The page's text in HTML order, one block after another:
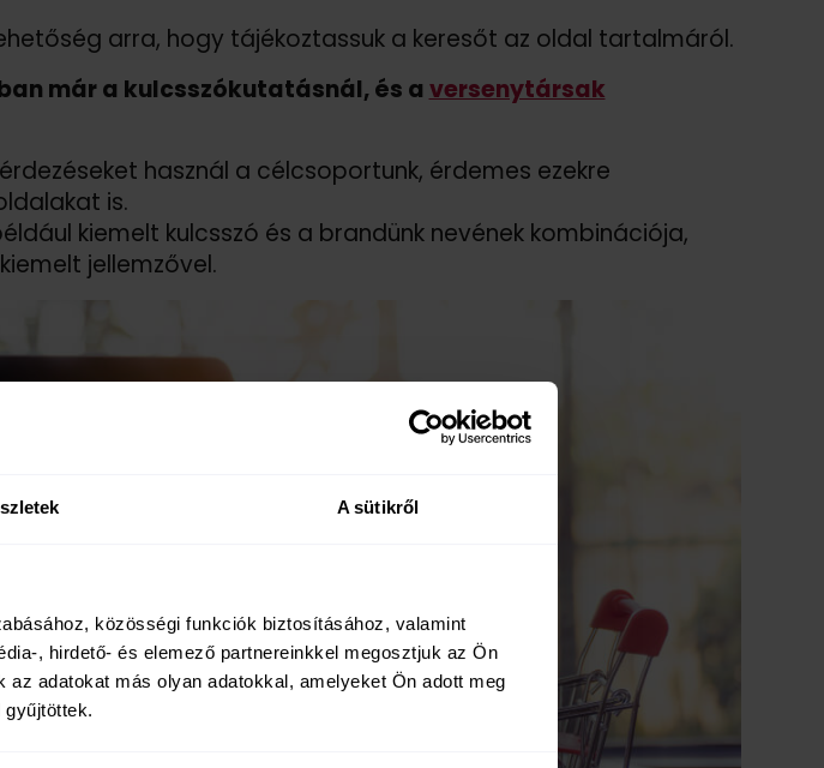
A sütikről
közösségi funkciók biztosításához, valamint
, hirdető- és elemező partnereinkkel megosztjuk az Ön
adatokat más olyan adatokkal, amelyeket Ön adott meg
arra, hogy tájékoztassuk a keresőt az oldal tartalmáról.
már a kulcsszókutatásnál, és a versenytársak
használ a célcsoportunk, érdemes ezekre
is.
kiemelt kulcsszó és a brandünk nevének kombinációja,
jellemzővel.